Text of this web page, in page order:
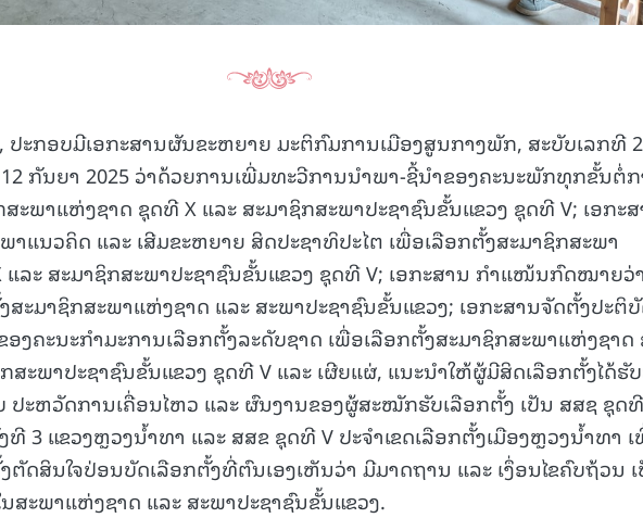
ປະກອບມີເອກະສານຜັນຂະຫຍາຍ ມະຕິກົມການເມືອງສູນກາງພັກ, ສະບັບເລກທີ
ກັນຍາ 2025 ວ່າດ້ວຍການເພີ່ມທະວີການນໍາພາ-ຊີ້ນໍາຂອງຄະນະພັກທຸກຂັ້ນຕໍ່
ະພາແຫ່ງຊາດ ຊຸດທີ X ແລະ ສະມາຊິກສະພາປະຊາຊົນຂັ້ນແຂວງ ຊຸດທີ V; ເອກະ
າແນວຄິດ ແລະ ເສີມຂະຫຍາຍ ສິດປະຊາທິປະໄຕ ເພື່ອເລືອກຕັ້ງສະມາຊິກສະພາ
ລະ ສະມາຊິກສະພາປະຊາຊົນຂັ້ນແຂວງ ຊຸດທີ V; ເອກະສານ ກຳແໜ້ນກົດໝາຍວ່າ
ສະມາຊິກສະພາແຫ່ງຊາດ ແລະ ສະພາປະຊາຊົນຂັ້ນແຂວງ; ເອກະສານຈັດຕັ້ງປະຕິ
ງຄະນະກຳມະການເລືອກຕັ້ງລະດັບຊາດ ເພື່ອເລືອກຕັ້ງສະມາຊິກສະພາແຫ່ງຊາດ
ສະພາປະຊາຊົນຂັ້ນແຂວງ ຊຸດທີ V ແລະ ເຜີຍແຜ່, ແນະນໍາໃຫ້ຜູ້ມີສິດເລືອກຕັ້ງໄດ້ຮັ
ບ ປະຫວັດການເຄື່ອນໄຫວ ແລະ ຜົນງານຂອງຜູ້ສະໝັກຮັບເລືອກຕັ້ງ ເປັນ ສສຊ ຊຸດ
ທີ 3 ແຂວງຫຼວງນໍ້າທາ ແລະ ສສຂ ຊຸດທີ V ປະຈໍາເຂດເລືອກຕັ້ງເມືອງຫຼວງນໍ້າທາ
ດສິນໃຈປ່ອນບັດເລືອກຕັ້ງທີ່ຕົນເອງເຫັນວ່າ ມີມາດຖານ ແລະ ເງຶ່ອນໄຂຄົບຖ້ວນ
ສະພາແຫ່ງຊາດ ແລະ ສະພາປະຊາຊົນຂັ້ນແຂວງ.